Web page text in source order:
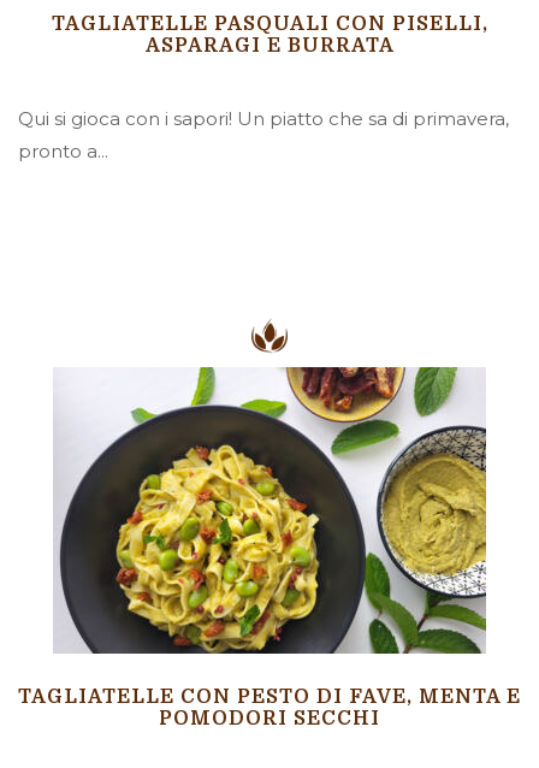
TAGLIATELLE PASQUALI CON PISELLI,
ASPARAGI E BURRATA
Qui si gioca con i sapori! Un piatto che sa di primavera,
pronto a...
TAGLIATELLE CON PESTO DI FAVE, MENTA E
POMODORI SECCHI